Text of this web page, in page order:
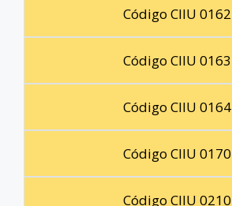
Código CIIU 0162
Código CIIU 0163
Código CIIU 0164
Código CIIU 0170
Código CIIU 0210